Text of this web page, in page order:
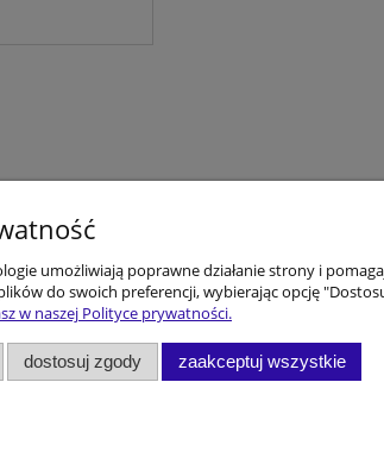
Koszty dostawy i konto
Dane kontaktowe
umożliwiają poprawne działanie strony i
do swoich preferencji, wybierając opcję
w naszej Polityce prywatności.
dostosuj zgody zaakceptuj wszystkie